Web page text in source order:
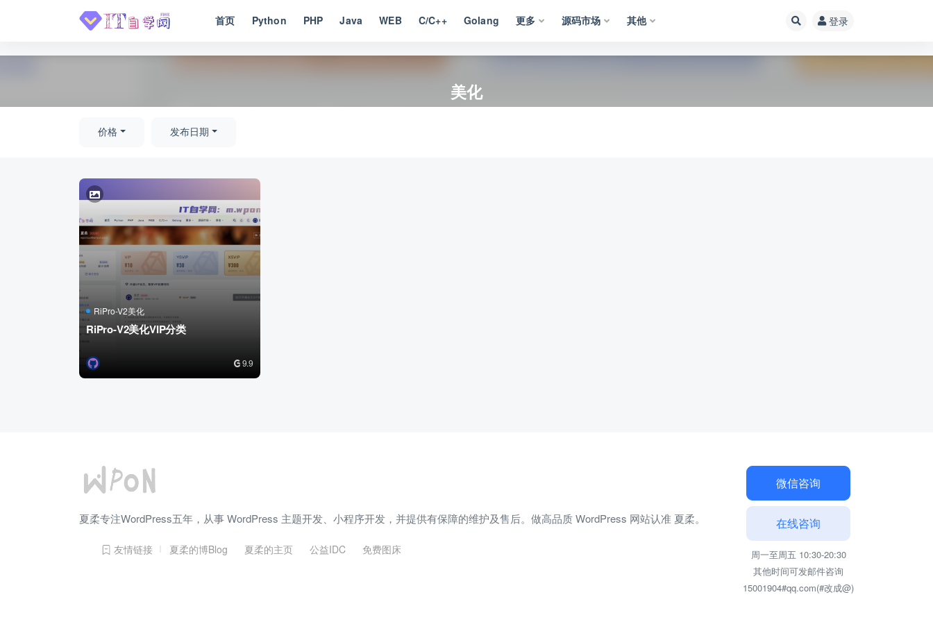
首页 Python PHP Java WEB C/C++ Golang 更多 源码市场 其他 登录
美化
价格 发布日期
RiPro-V2美化
RiPro-V2美化VIP分类
9.9
夏柔专注WordPress五年，从事 WordPress 主题开发、小程序开发，并提供有保障的维护及售后。做高品质 WordPress 网站认准 夏柔。
友情链接 夏柔的博Blog 夏柔的主页 公益IDC 免费图床
微信咨询
在线咨询
周一至周五 10:30-20:30
其他时间可发邮件咨询
15001904#qq.com(#改成@)